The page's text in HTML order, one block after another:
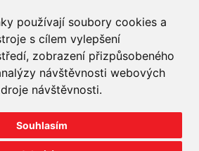
používají soubory cookies a
s cílem vylepšení
zobrazení přizpůsobeného
návštěvnosti webových
návštěvnosti.
Souhlasím
Napište nám
Velkoobchod